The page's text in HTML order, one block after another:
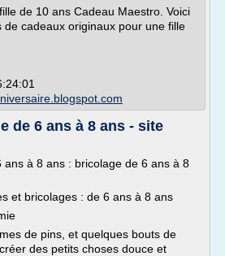
de 10 ans Cadeau Maestro. Voici
de cadeaux originaux pour une fille
de 6 ans à 8 ans - site
ans à 8 ans : bricolage de 6 ans à 8
et bricolages : de 6 ans à 8 ans
de pins, et quelques bouts de
des petits choses douce et